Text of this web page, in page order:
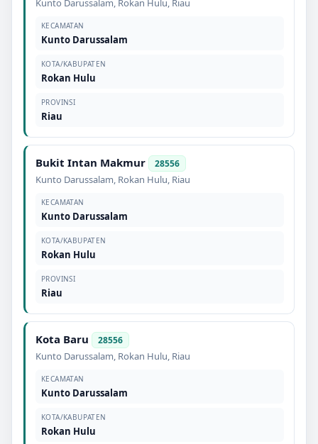
Kunto Darussalam, Rokan Hulu, Riau
KECAMATAN
Kunto Darussalam
KOTA/KABUPATEN
Rokan Hulu
PROVINSI
Riau
Bukit Intan Makmur 28556
Kunto Darussalam, Rokan Hulu, Riau
KECAMATAN
Kunto Darussalam
KOTA/KABUPATEN
Rokan Hulu
PROVINSI
Riau
Kota Baru 28556
Kunto Darussalam, Rokan Hulu, Riau
KECAMATAN
Kunto Darussalam
KOTA/KABUPATEN
Rokan Hulu